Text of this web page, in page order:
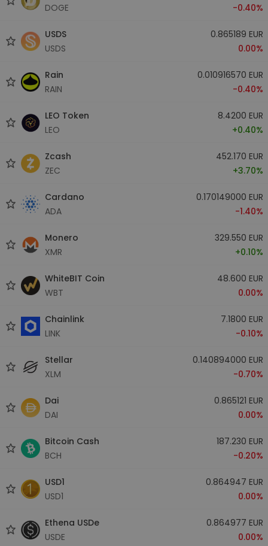
DOGE
-0.40%
USDS
USDS
0.865189 EUR
0.00%
Rain
RAIN
0.010916570 EUR
-0.40%
LEO Token
LEO
8.4200 EUR
+0.40%
Zcash
ZEC
452.170 EUR
+3.70%
Cardano
ADA
0.170149000 EUR
-1.40%
Monero
XMR
329.550 EUR
+0.10%
WhiteBIT Coin
WBT
48.600 EUR
0.00%
Chainlink
LINK
7.1800 EUR
-0.10%
Stellar
XLM
0.140894000 EUR
-0.70%
Dai
DAI
0.865121 EUR
0.00%
Bitcoin Cash
BCH
187.230 EUR
-0.20%
USD1
USD1
0.864947 EUR
0.00%
Ethena USDe
USDE
0.864977 EUR
0.00%